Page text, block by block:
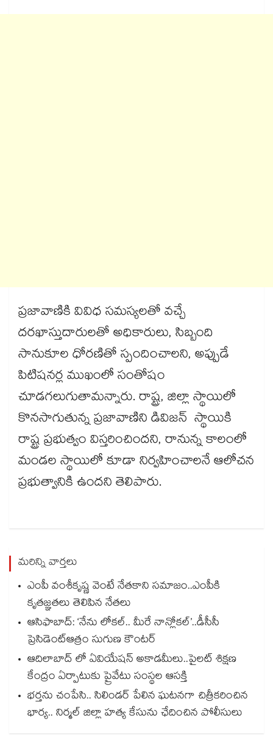
ప్రజావాణికి వివిధ సమస్యలతో వచ్చే
దరఖాస్తుదారులతో అధికారులు, సిబ్బంది
సానుకూల ధోరణితో స్పందించాలని, అప్పుడే
పిటిషనర్ల ముఖంలో సంతోషం
చూడగలుగుతామన్నారు. రాష్ట్ర, జిల్లా స్థాయిలో
కొనసాగుతున్న ప్రజావాణిని డివిజన్ స్థాయికి
రాష్ట్ర ప్రభుత్వం విస్తరించిందని, రానున్న కాలంలో
మండల స్థాయిలో కూడా నిర్వహించాలనే ఆలోచన
ప్రభుత్వానికి ఉందని తెలిపారు.
మరిన్ని వార్తలు
ఎంపీ వంశీకృష్ణ వెంటే నేతకాని సమాజం..ఎంపీకి
కృతజ్ఞతలు తెలిపిన నేతలు
ఆసిఫాబాద్: ‘నేను లోకల్.. మీరే నాన్లోకల్’..డీసీసీ
ప్రెసిడెంట్ఆత్రం సుగుణ కౌంటర్
ఆదిలాబాద్ లో ఏవియేషన్ అకాడమీలు..పైలట్ శిక్షణ
కేంద్రం ఏర్పాటుకు ప్రైవేటు సంస్థల ఆసక్తి
భర్తను చంపేసి.. సిలిండర్ పేలిన ఘటనగా చిత్రీకరించిన
భార్య.. నిర్మల్ జిల్లా హత్య కేసును ఛేదించిన పోలీసులు